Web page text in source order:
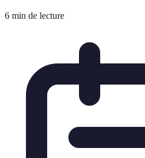
6 min de lecture